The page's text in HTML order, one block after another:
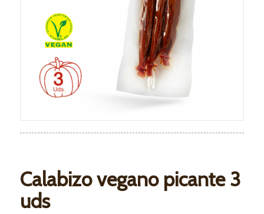
Calabizo vegano picante 3
uds